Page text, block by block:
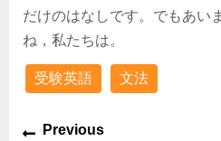
だけのはなしです。でもあい
ね，私たちは。
受験英語 文法
Previous